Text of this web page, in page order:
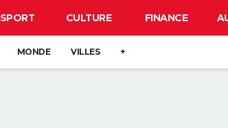
SPORT CULTURE FINANCE
MONDE VILLES +